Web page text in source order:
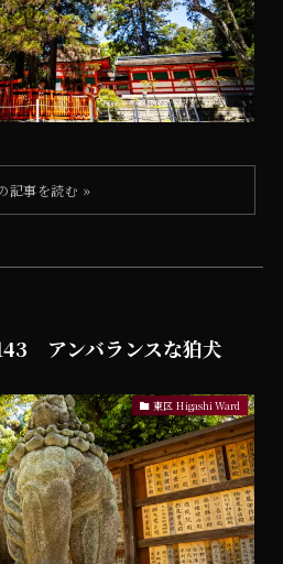
アンバランスな狛犬
東区 Higashi Ward